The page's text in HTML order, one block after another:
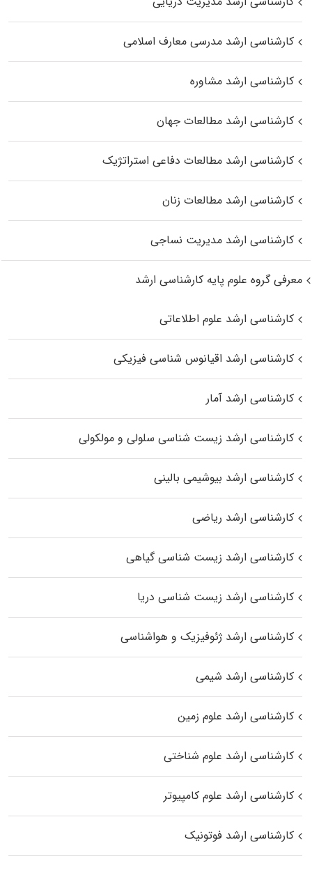
کارشناسی ارشد مدرسی معارف اسلامی
کارشناسی ارشد مشاوره
کارشناسی ارشد مطالعات جهان
کارشناسی ارشد مطالعات دفاعی استراتژیک
کارشناسی ارشد مطالعات زنان
کارشناسی ارشد مدیریت نساجی
معرفی گروه علوم پایه کارشناسی ارشد
کارشناسی ارشد علوم اطلاعاتی
کارشناسی ارشد اقیانوس‌ شناسی فیزیکی
کارشناسی ارشد آمار
کارشناسی ارشد زیست شناسی سلولی و مولکولی
کارشناسی ارشد بیوشیمی بالینی
کارشناسی ارشد ریاضی
کارشناسی ارشد زیست‌ شناسی گیاهی
کارشناسی ارشد زیست‌ شناسی دریا
کارشناسی ارشد ژئوفیزیک و هواشناسی
کارشناسی ارشد شیمی
کارشناسی ارشد علوم زمین
کارشناسی ارشد علوم شناختی
کارشناسی ارشد علوم کامپیوتر
کارشناسی ارشد فوتونیک